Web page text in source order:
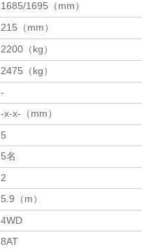
1685/1695（mm）
215（mm）
2200（kg）
2475（kg）
-
-x-x-（mm）
5
5名
2
5.9（m）
4WD
8AT